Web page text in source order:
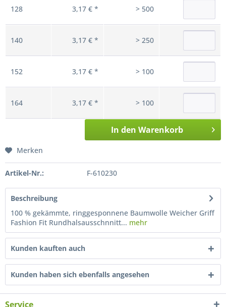
128 3,17 € * > 500
140 3,17 € * > 250
152 3,17 € * > 100
164 3,17 € * > 100
In den Warenkorb
Merken
Artikel-Nr.: F-610230
Beschreibung
100 % gekämmte, ringgesponnene Baumwolle Weicher Griff
Fashion Fit Rundhalsausschnnitt... mehr
Kunden kauften auch
Kunden haben sich ebenfalls angesehen
Service